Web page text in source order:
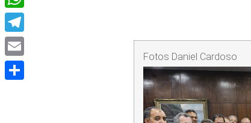
Fotos Daniel Cardoso
WhatsApp
Telegram
Email